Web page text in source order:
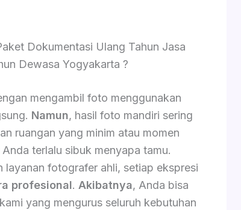
Dokumentasi Ulang Tahun Jasa
Dewasa Yogyakarta ?
mengambil foto menggunakan
Namun, hasil foto mandiri sering
ruangan yang minim atau momen
terlalu sibuk menyapa tamu.
layanan fotografer ahli, setiap ekspresi
profesional. Akibatnya, Anda bisa
yang mengurus seluruh kebutuhan